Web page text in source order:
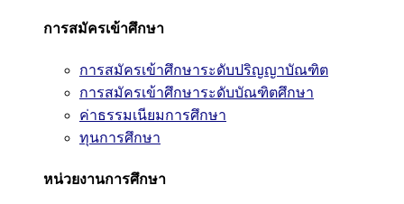
การสมัครเข้าศึกษา
การสมัครเข้าศึกษาระดับปริญญาบัณฑิต
การสมัครเข้าศึกษาระดับบัณฑิตศึกษา
ค่าธรรมเนียมการศึกษา
ทุนการศึกษา
หน่วยงานการศึกษา